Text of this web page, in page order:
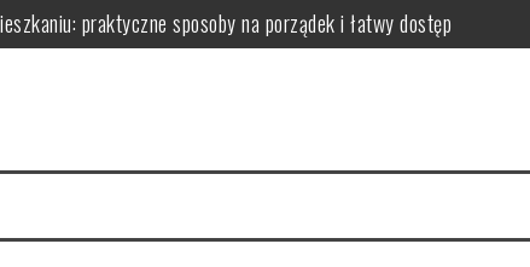
praktyczne sposoby na porządek i łatwy dostęp
wybrać i zamontować funkcjonalną przegrodę ze szkła
dodają przestrzeni, a kiedy mogą przeszkadzać?
– praktyczne porady wyboru, montażu i aranżacji przestrzeni